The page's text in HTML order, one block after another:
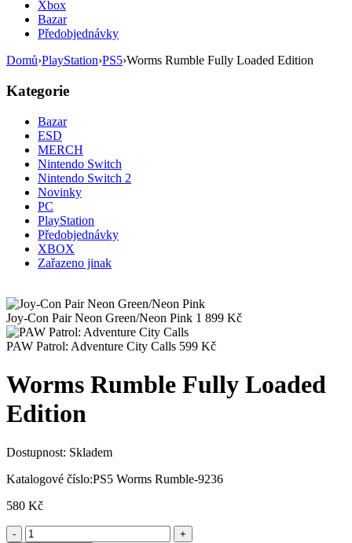
Xbox
Bazar
Předobjednávky
Domů›PlayStation›PS5›Worms Rumble Fully Loaded Edition
Kategorie
Bazar
ESD
MERCH
Nintendo Switch
Nintendo Switch 2
Novinky
PC
PlayStation
Předobjednávky
XBOX
Zařazeno jinak
Joy-Con Pair Neon Green/Neon Pink 1 899 Kč
PAW Patrol: Adventure City Calls 599 Kč
Worms Rumble Fully Loaded
Edition
Dostupnost: Skladem
Katalogové číslo:PS5 Worms Rumble-9236
580 Kč